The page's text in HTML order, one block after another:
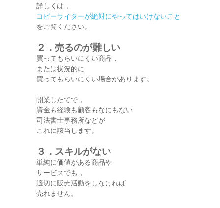
詳しくは，
コピーライターが絶対にやってはいけないこと
をご覧ください。
２．売るのが難しい
買ってもらいにくい商品，
または状況的に
買ってもらいにくい場合があります。
開業したてで，
資金も経験も顧客もなにもない
司法書士事務所などが
これに該当します。
３．スキルがない
単純に価値がある商品や
サービスでも，
適切に販売活動をしなければ
売れません。